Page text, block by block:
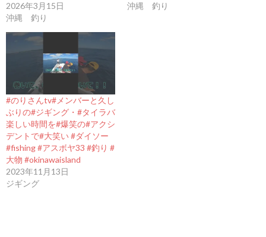
2026年3月15日
沖縄 釣り
沖縄 釣り
#のりさんtv#メンバーと久し
ぶりの#ジギング・#タイラバ
楽しい時間を#爆笑の#アクシ
デントで#大笑い #ダイソー
#fishing #アスボヤ33 #釣り #
大物 #okinawaisland
2023年11月13日
ジギング